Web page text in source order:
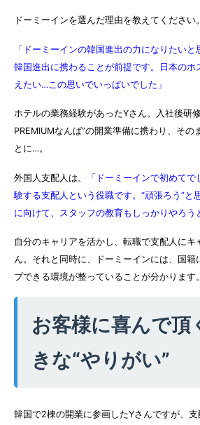
ドーミーインを選んだ理由を教えてください。
「ドーミーインの韓国進出の力になりたいと
韓国進出に携わることが前提です。日本のホ
えたい…この思いでいっぱいでした」
ホテルの業務経験があったYさん。入社後研
PREMIUMなんば”の開業準備に携わり、その
とに…。
外国人支配人は、
「ドーミーインで初めて
験する支配人という役職です。“頑張ろう”と
に向けて、スタッフの教育もしっかりやろう
自分のキャリアを活かし、転職で支配人にキ
ん。それと同時に、ドーミーインには、国籍
プできる環境が整っていることが分かります。
お客様に喜んで頂
きな“やりがい”
韓国で2棟の開業に参画したYさんですが、